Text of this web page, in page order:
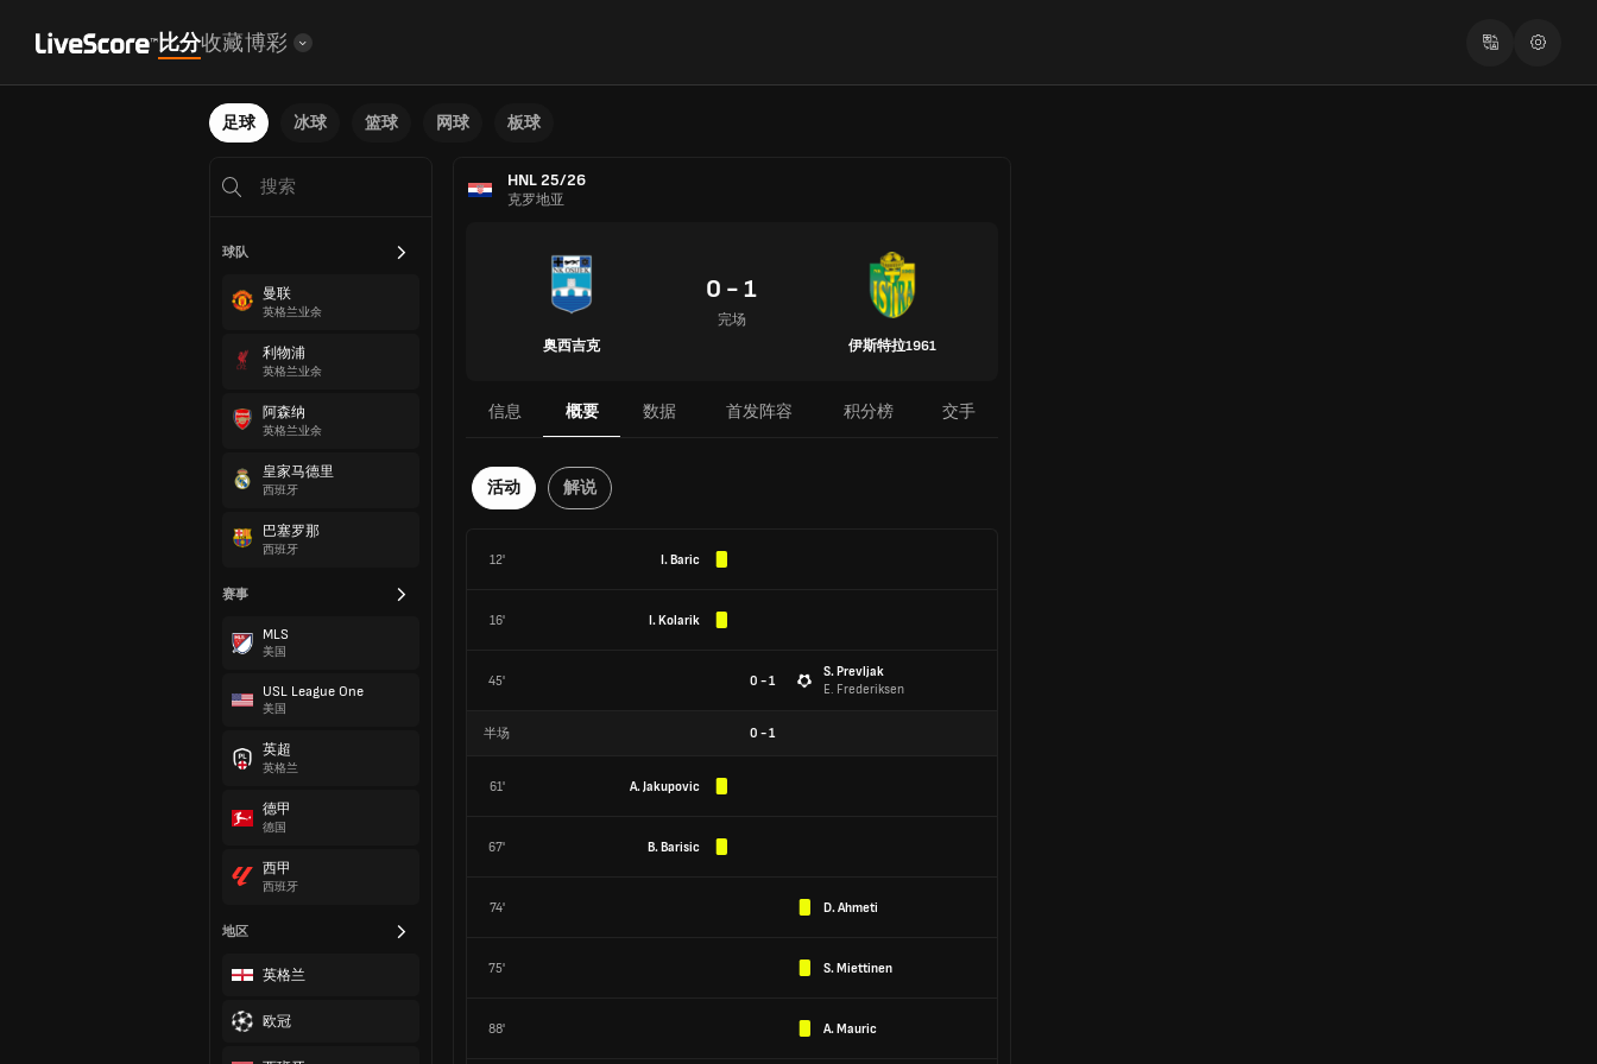
比分收藏博彩
足球 冰球 篮球 网球 板球
球队
曼联
英格兰业余
利物浦
英格兰业余
阿森纳
英格兰业余
皇家马德里
西班牙
巴塞罗那
西班牙
赛事
MLS
美国
USL League One
美国
英超
英格兰
德甲
德国
西甲
西班牙
地区
英格兰
欧冠
HNL 25/26
克罗地亚
奥西吉克
0 - 1
完场
伊斯特拉1961
信息 概要 数据 首发阵容 积分榜 交手
活动 解说
12' I. Baric
16' I. Kolarik
45' 0 - 1
S. Prevljak
E. Frederiksen
半场 0 -1
61' A. Jakupovic
67' B. Barisic
74' D. Ahmeti
75' S. Miettinen
88' A. Mauric